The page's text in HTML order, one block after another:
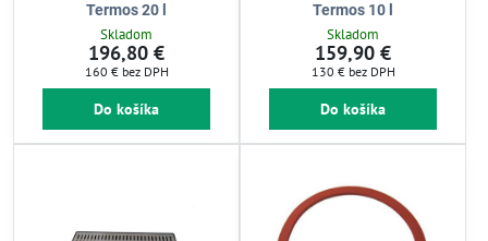
Termos 20 l
Skladom
196,80 €
160 € bez DPH
Do košíka
Termos 10 l
Skladom
159,90 €
130 € bez DPH
Do košíka